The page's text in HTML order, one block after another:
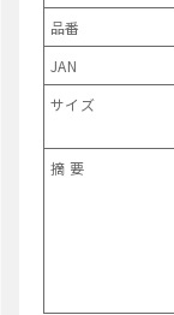
品番
JAN
サイズ
摘 要